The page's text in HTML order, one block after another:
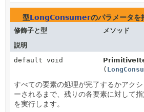
型LongConsumerのパラメータを
修飾子と型
メソッド
説明
default void
(
すべての要素の処理が完了するかアク
ーされるまで、残りの各要素に対して
を実行します。